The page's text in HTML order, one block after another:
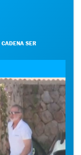
CADENA SER